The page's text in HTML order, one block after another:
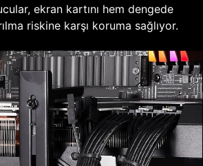
ekran kartını hem dengede
riskine karşı koruma sağlıyor.